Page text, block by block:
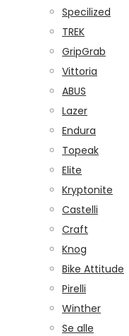
Specilized
TREK
GripGrab
Vittoria
ABUS
Lazer
Endura
Topeak
Elite
Kryptonite
Castelli
Craft
Knog
Bike Attitude
Pirelli
Winther
Se alle